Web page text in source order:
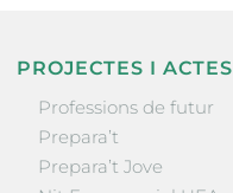
PROJECTES I ACTES
Professions de futur
Prepara’t
Prepara’t Jove